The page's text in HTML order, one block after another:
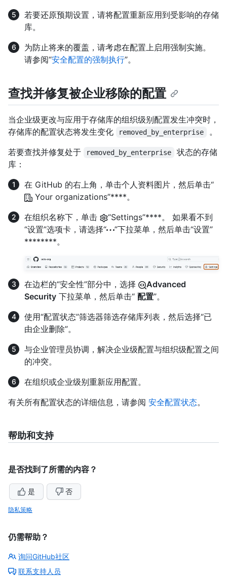
若要还原预期设置，请将配置重新应用到受影响的存储
库。
为防止将来的覆盖，请考虑在配置上启用强制实施。
请参阅“安全配置的强制执行”。
查找并修复被企业移除的配置
当企业级更改与应用于存储库的组织级别配置发生冲突时，
存储库的配置状态将发生变化
removed_by_enterprise
。
若要查找并修复处于
removed_by_enterprise
状态的存储
库：
在 GitHub 的右上角，单击个人资料图片，然后单击“
Your organizations”****。
在组织名称下，单击
“Settings”****。 如果看不到
“设置”选项卡，请选择“
”下拉菜单，然后单击“设置”
********。
在边栏的“安全性”部分中，选择
Advanced
Security 下拉菜单，然后单击“ 配置”。
使用“配置状态”筛选器筛选存储库列表，然后选择“已
由企业删除”。
与企业管理员协调，解决企业级配置与组织级配置之间
的冲突。
在组织或企业级别重新应用配置。
有关所有配置状态的详细信息，请参阅 安全配置状态。
帮助和支持
是否找到了所需的内容？
是 否
隐私策略
仍需帮助？
询问GitHub社区
联系支持人员